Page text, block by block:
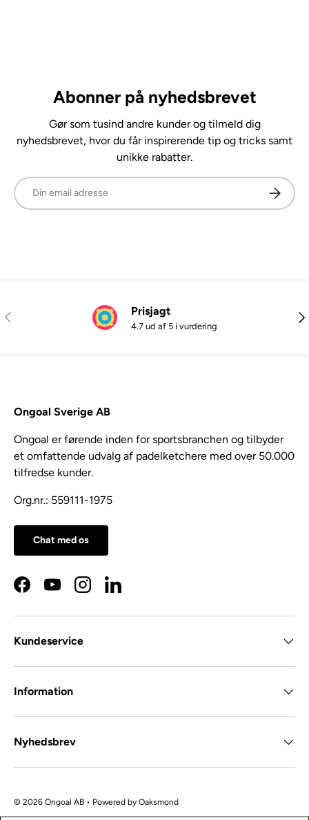
Abonner på nyhedsbrevet
Gør som tusind andre kunder og tilmeld dig
nyhedsbrevet, hvor du får inspirerende tip og tricks samt
unikke rabatter.
E-mail Abonner
Tidligere Prisjagt
4.7 ud af 5 i vurdering
Ongoal Sverige AB
Ongoal er førende inden for sportsbranchen og tilbyder
et omfattende udvalg af padelketchere med over 50.000
tilfredse kunder.
Org.nr.: 559111-1975
Chat med os
FacebookYouTubeInstagramLinkedIn
Kundeservice
Information
Nyhedsbrev
© 2026 Ongoal AB • Powered by Oaksmond